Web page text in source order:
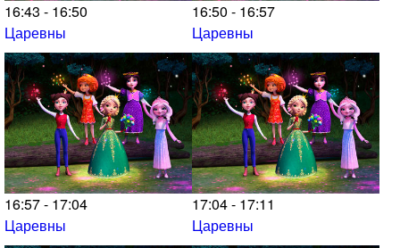
16:43 - 16:50
Царевны
16:50 - 16:57
Царевны
16:57 - 17:04
Царевны
17:04 - 17:11
Царевны